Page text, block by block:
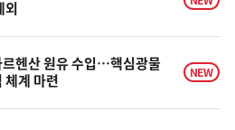
외
르헨산 원유 수입…핵심광물
체계 마련
NEW